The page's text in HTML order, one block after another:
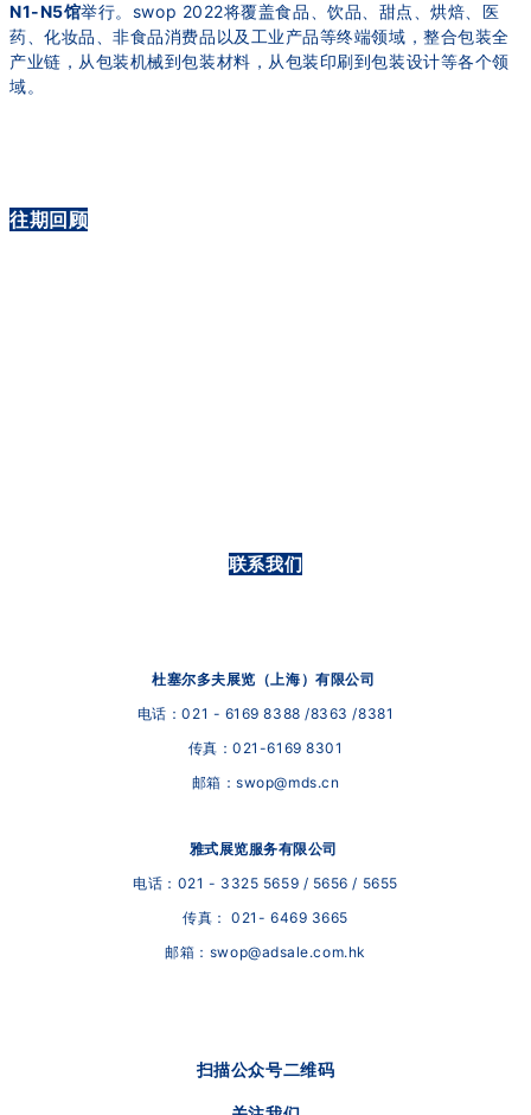
N1-N5馆举行。 swop 2022将覆盖食品、饮品、甜点、烘焙、医
药、化妆品、非食品消费品以及工业产品等终端领域，整合包装全
产业链，从包装机械到包装材料，从包装印刷到包装设计等各个领
域。
往期回顾
联系我们
杜塞尔多夫展览（上海）有限公司
电话：021 - 61698388 /8363 /8381
传真：021-6169 8301
邮箱：swop@mds.cn
雅式展览服务有限公司
电话：021 - 3325 5659 / 5656 / 5655
传真： 021- 6469 3665
邮箱：swop@adsale.com.hk
扫描公众号二维码